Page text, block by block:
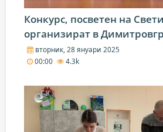
Конкурс, посветен на
организират в
вторник, 28 януари 2025
00:00
4.3k